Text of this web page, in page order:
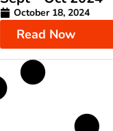
October 18, 2024
Read Now